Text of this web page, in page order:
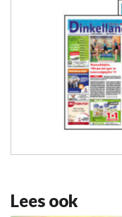
Lees ook